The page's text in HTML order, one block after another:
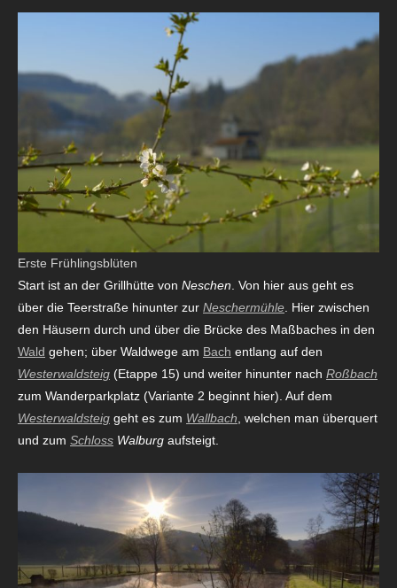
Erste Frühlingsblüten
Start ist an der Grillhütte von Neschen . Von hier aus geht es
über die Teerstraße hinunter zur Neschermühle . Hier zwischen
den Häusern durch und über die Brücke des Maßbaches in den
Wald gehen; über Waldwege am Bach entlang auf den
Westerwaldsteig (Etappe 15) und weiter hinunter nach Roßbach
zum Wanderparkplatz (Variante 2 beginnt hier). Auf dem
Westerwaldsteig geht es zum Wallbach , welchen man überquert
und zum Schloss Walburg aufsteigt.